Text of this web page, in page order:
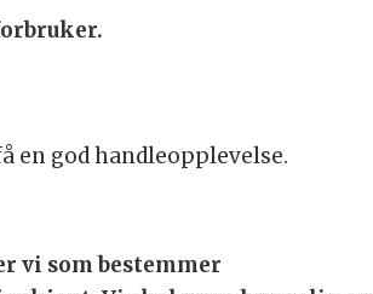
en god handleopplevelse.
vi som bestemmer